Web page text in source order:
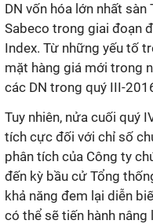
DN vốn hóa lớn nhất
Sabeco trong giai đoạn
Index. Từ những yếu tố
mặt hàng giá mới trong
các DN trong quý III-
Tuy nhiên, nửa cuối quý
tích cực đối với chỉ số
phân tích của Công ty
đến kỳ bầu cử Tổng
khả năng đem lại diễn
có thể sẽ tiến hành